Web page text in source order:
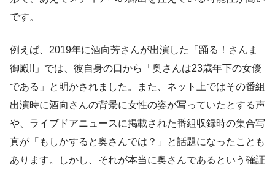
です。
例えば、2019年に酒向芳さんが出演した「踊る！さんま
御殿!!」では、彼自身の口から「奥さんは23歳年下の女優
である」と明かされました。また、ネット上ではその番組
出演時に酒向さんの背景に女性の姿が写っていたとする声
や、ライブドアニュースに掲載された番組収録時の集合写
真が「もしかすると奥さんでは？」と話題になったことも
あります。しかし、それが本当に奥さんであるという確証